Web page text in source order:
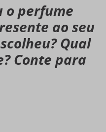
o perfume
ao seu
Qual
Conte para